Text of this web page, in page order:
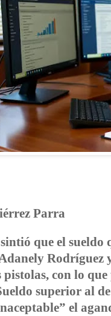
Parra
que el sueldo
Rodríguez
pistolas, con lo
superior al
el